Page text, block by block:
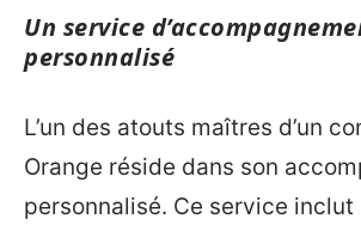
Un service
personnalisé
L’un des atouts maîtres d’un
Orange réside dans son
personnalisé. Ce service inclut